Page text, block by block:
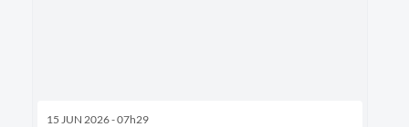
15 JUN 2026 - 07h29